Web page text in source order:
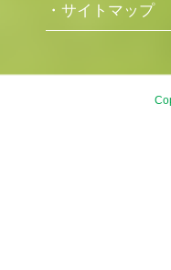
・サイトマップ